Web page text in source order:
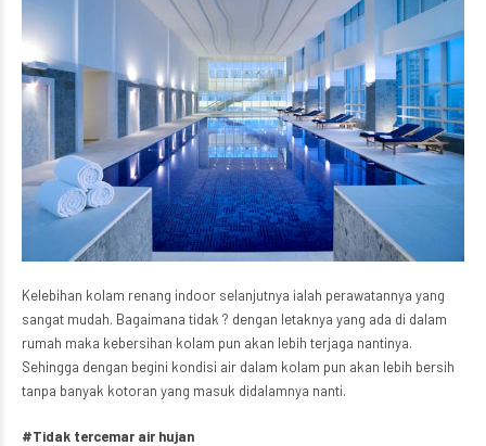
Kelebihan kolam renang indoor selanjutnya ialah perawatannya yang
sangat mudah. Bagaimana tidak ? dengan letaknya yang ada di dalam
rumah maka kebersihan kolam pun akan lebih terjaga nantinya.
Sehingga dengan begini kondisi air dalam kolam pun akan lebih bersih
tanpa banyak kotoran yang masuk didalamnya nanti.
#Tidak tercemar air hujan